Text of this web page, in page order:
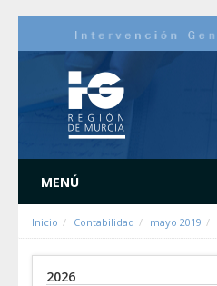
MENÚ
Inicio Contabilidad mayo 2019
2026